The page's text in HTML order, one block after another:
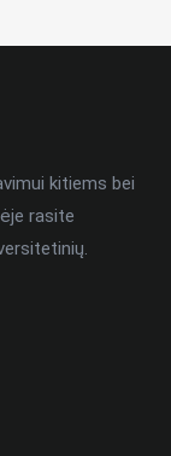
kitiems bei
rasite